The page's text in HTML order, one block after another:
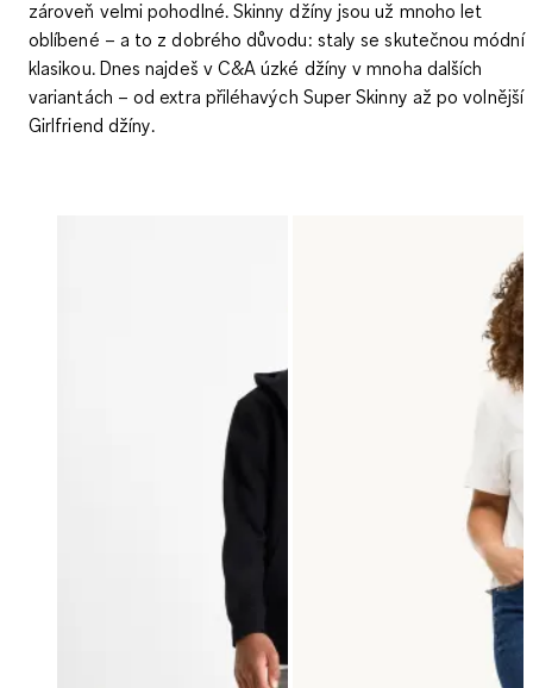
zároveň velmi pohodlné. Skinny džíny jsou už mnoho let
oblíbené – a to z dobrého důvodu: staly se skutečnou módní
klasikou. Dnes najdeš v C&A úzké džíny v mnoha dalších
variantách – od extra přiléhavých Super Skinny až po volnější
Girlfriend džíny.